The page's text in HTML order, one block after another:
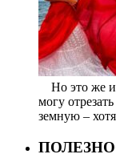
⠀ Но это же
могу
земную –